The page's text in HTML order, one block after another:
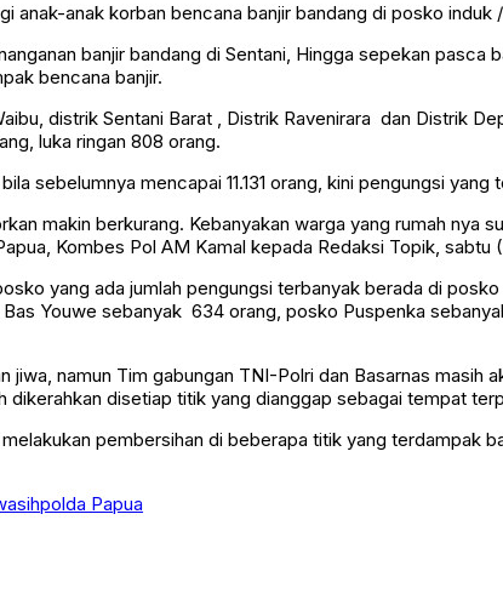
anak-anak korban bencana banjir bandang di posko induk
banjir bandang di Sentani, Hingga sepekan pasca
bencana banjir.
distrik Sentani Barat , Distrik Ravenirara dan Distrik
luka ringan 808 orang.
sebelumnya mencapai 11.131 orang, kini pengungsi
makin berkurang. Kebanyakan warga yang rumah nya
Kombes Pol AM Kamal kepada Redaksi Topik, sabtu
yang ada jumlah pengungsi terbanyak berada di
Youwe sebanyak 634 orang, posko Puspenka
jiwa, namun Tim gabungan TNI-Polri dan Basarnas
disetiap titik yang dianggap sebagai tempat
pembersihan di beberapa titik yang terdampak
polda Papua